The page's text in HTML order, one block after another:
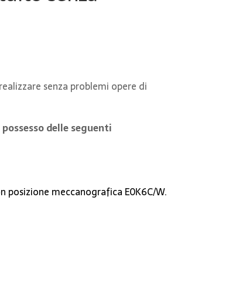
senza problemi opere di
delle seguenti
posizione meccanografica E0K6C/W.